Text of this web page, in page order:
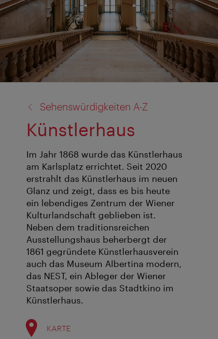
Sehenswürdigkeiten A-Z
Künstlerhaus
Im Jahr 1868 wurde das Künstlerhaus
am Karlsplatz errichtet. Seit 2020
erstrahlt das Künstlerhaus im neuen
Glanz und zeigt, dass es bis heute
ein lebendiges Zentrum der Wiener
Kulturlandschaft geblieben ist.
Neben dem traditionsreichen
Ausstellungshaus beherbergt der
1861 gegründete Künstlerhausverein
auch das Museum Albertina modern,
das NEST, ein Ableger der Wiener
Staatsoper sowie das Stadtkino im
Künstlerhaus.
KARTE